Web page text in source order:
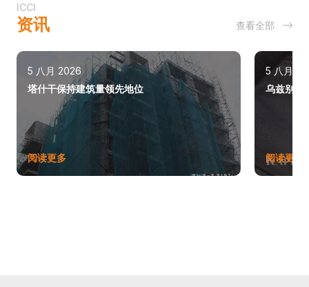
ICCI
资讯 查看全部
5 八月 2026
塔什干保持建筑量领先地位
阅读更多
5 八月
乌兹别克
阅读更多